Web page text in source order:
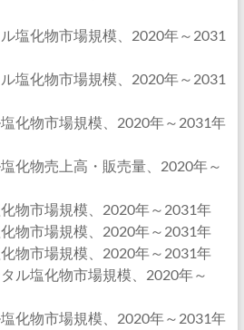
化物市場規模、2020年～2031
化物市場規模、2020年～2031
物市場規模、2020年～2031年
物売上高・販売量、2020年～
市場規模、2020年～2031年
市場規模、2020年～2031年
市場規模、2020年～2031年
塩化物市場規模、2020年～
物市場規模、2020年～2031年